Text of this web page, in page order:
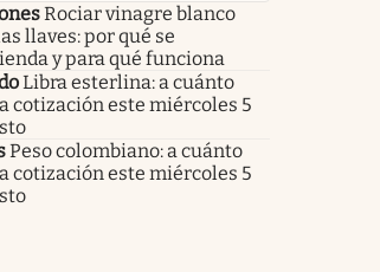
Rociar vinagre blanco
llaves: por qué se
y para qué funciona
Libra esterlina: a cuánto
cotización este miércoles 5
Peso colombiano: a cuánto
cotización este miércoles 5